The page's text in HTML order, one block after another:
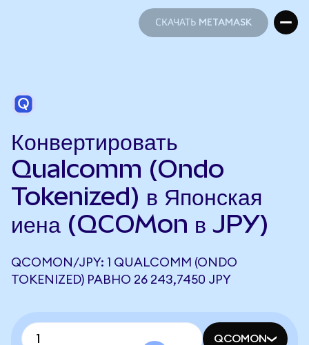
СКАЧАТЬ METAMASK
Конвертировать
Qualcomm (Ondo
Tokenized) в Японская
иена (QCOMon в JPY)
QCOMON/JPY: 1 QUALCOMM (ONDO
TOKENIZED) РАВНО 26 243,7450 JPY
QCOMON